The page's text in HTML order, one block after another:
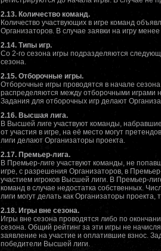
2.13. Количество команд.
Количество участвующих в игре команд
Организаторов. В случае заявки на игру
2.14. Типы игр.
Со 2-го сезона игры подразделяются
сезона.
2.15. Отборочные игры.
Отборочные игры проводятся в начале
распределяются между отборочными играми
Задания для отборочных игр делают
2.16. Высшая лига.
В Высшей лиге участвуют команды,
от участия в игре, на её место могут
лиги делают Организаторы проекта.
2.17. Премьер-лига.
В Премьер-лиге участвуют команды, не
игре, с разрешения Организаторов, в
участием игроков Высшей лиги. В Премьер-
команд в случае недостатка собственных.
лиги могут делать как Организаторы
2.18. Игры вне сезона.
Игры вне сезона проводятся либо по
сезона. Общий рейтинг за эти игры не
заявление на участие и оплатившие взнос.
победители Высшей лиги.